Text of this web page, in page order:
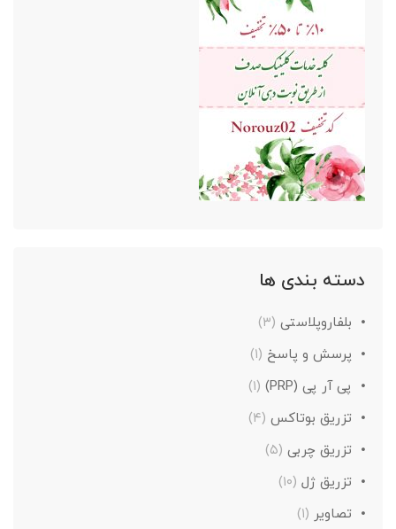
دسته بندی ها
بلفاروپلاستی (۳)
پرسش و پاسخ (۱)
پی آر پی (PRP)
(۱)
تزریق بوتاکس (۴)
تزریق چربی (۵)
تزریق ژل (۱۰)
تصاویر (۱)